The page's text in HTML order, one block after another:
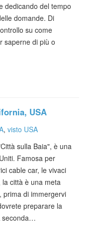
dedicando del tempo
domande. Di
su come
saperne di più o
USA
, visto USA
sulla Baia", è una
Famosa per
cable car, le vivaci
città è una meta
prima di immergervi
preparare la
seconda…